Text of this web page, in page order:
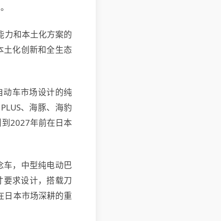
力和本土化方案的
土化创新和全生态
动车市场设计的纯
、海豚、海豹
2027年前在日本
车，中型纯电动巴
要求设计，搭载刀
日本市场深耕的重